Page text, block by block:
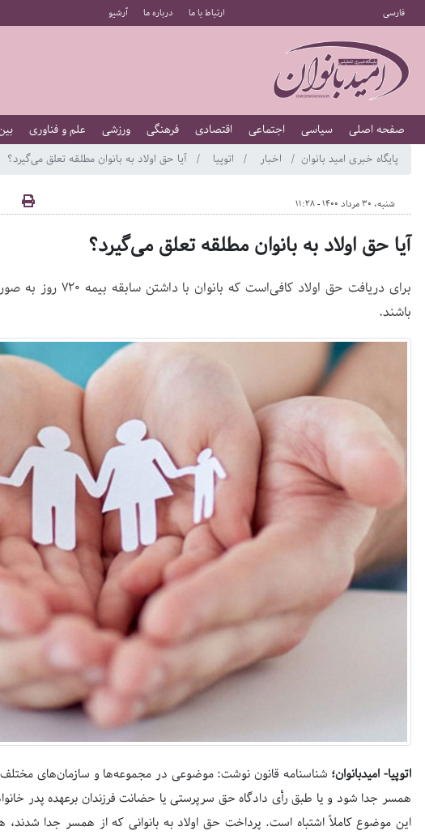
فارسی ارتباط با ما درباره ما آرشیو
صفحه اصلی سیاسی اجتماعی اقتصادی فرهنگی ورزشی علم و فناوری
پایگاه خبری امید بانوان اخبار اتوپیا آیا حق اولاد به بانوان مطلقه تعلق می‌گیرد؟
شنبه، 30 مرداد 1400 - 11:28
آیا حق اولاد به بانوان مطلقه تعلق می‌گیرد؟
باشند.
اتوپیا- امیدبانوان؛ شناسنامه قانون نوشت: موضوعی در مجموعه‌ها و سازمان‌های
همسر جدا شود و یا طبق رأی دادگاه حق سرپرستی یا حضانت فرزندان برعهده پدر
این موضوع کاملاً اشتباه است. پرداخت حق اولاد به بانوانی که از همسر جدا شدند،